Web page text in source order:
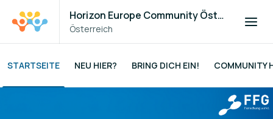
Horizon Europe Community Österreich
Österreich
STARTSEITE NEU HIER? BRING DICH EIN! COMMUNITY